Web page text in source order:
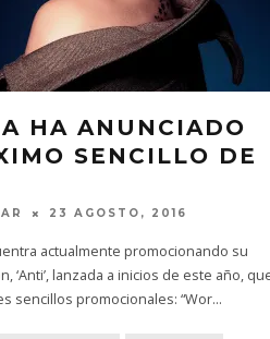
HA ANUNCIADO
SENCILLO DE
23 AGOSTO, 2016
actualmente promocionando su
‘Anti’, lanzada a inicios de este año,
sencillos promocionales: “Wor...